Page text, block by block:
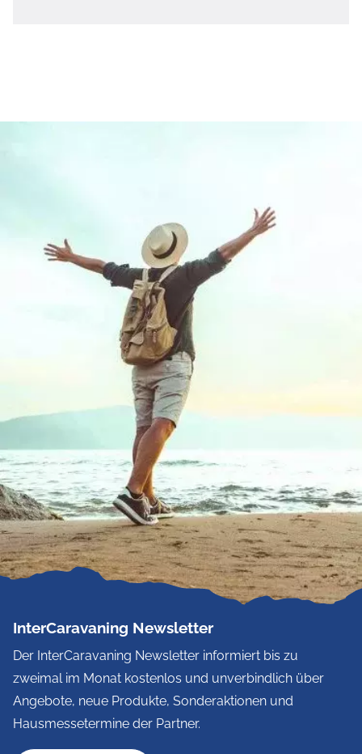
InterCaravaning Newsletter
Der InterCaravaning Newsletter informiert bis zu
zweimal im Monat kostenlos und unverbindlich über
Angebote, neue Produkte, Sonderaktionen und
Hausmessetermine der Partner.